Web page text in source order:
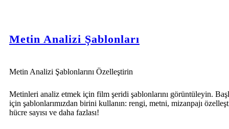
Metin Analizi Şablonları
Metin Analizi Şablonlarını Özelleştirin
Metinleri analiz etmek için film şeridi şablonlarını görüntüleyin.
için şablonlarımızdan birini kullanın: rengi, metni, mizanpajı
hücre sayısı ve daha fazlası!